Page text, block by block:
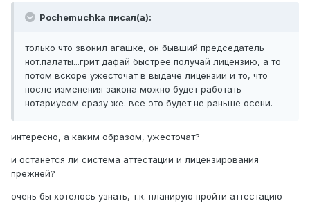
Pochemuchka писал(а):
только что звонил агашке, он бывший председатель
нот.палаты...грит дафай быстрее получай лицензию, а то
потом вскоре ужесточат в выдаче лицензии и то, что
после изменения закона можно будет работать
нотариусом сразу же. все это будет не раньше осени.
интересно, а каким образом, ужесточат?
и останется ли система аттестации и лицензирования
прежней?
очень бы хотелось узнать, т.к. планирую пройти аттестацию